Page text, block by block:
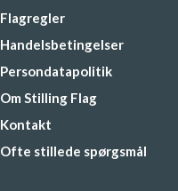
Flagregler
Handelsbetingelser
Persondatapolitik
Om Stilling Flag
Kontakt
Ofte stillede spørgsmål